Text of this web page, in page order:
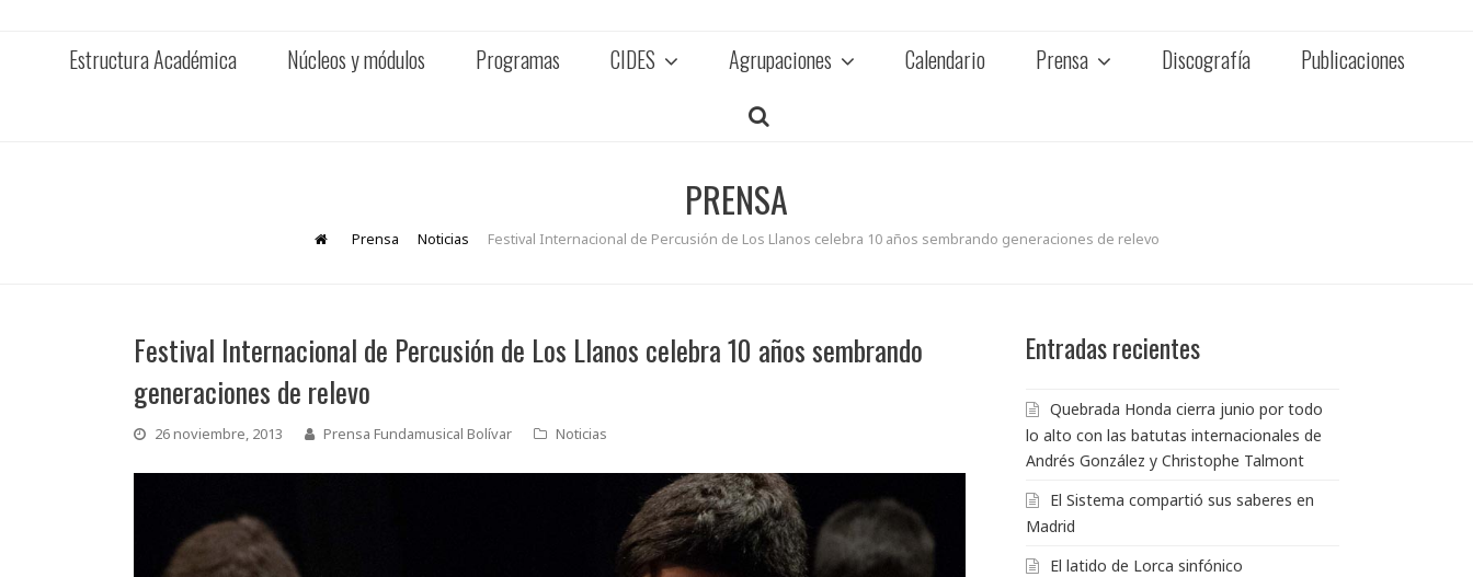
Estructura Académica Núcleos y módulos Programas CIDES Agrupaciones Calendario Prensa Discografía Publicaciones
PRENSA
Prensa Noticias Festival Internacional de Percusión de Los Llanos celebra 10 años sembrando generaciones de relevo
Festival Internacional de Percusión de Los Llanos celebra 10 años sembrando
generaciones de relevo
26 noviembre, 2013 Prensa Fundamusical Bolívar Noticias
Entradas recientes
Quebrada Honda cierra junio por todo
lo alto con las batutas internacionales de
Andrés González y Christophe Talmont
El Sistema compartió sus saberes en
Madrid
El latido de Lorca sinfónico